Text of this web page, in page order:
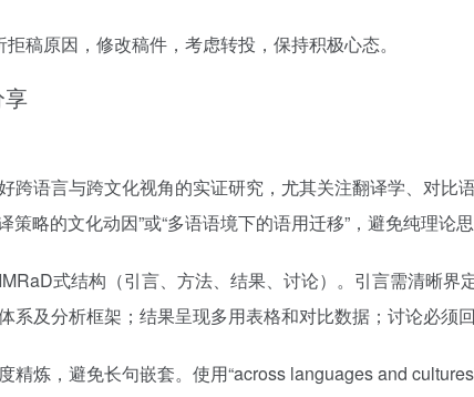
拒稿原因，修改稿件，考虑转投，保持积极心态。
跨语言与跨文化视角的实证研究，尤其关注翻译学、对比
策略的文化动因”或“多语语境下的语用迁移”，避免纯理论
式结构（引言、方法、结果、讨论）。引言需清晰界
系及分析框架；结果呈现多用表格和对比数据；讨论必须回
精炼，避免长句嵌套。使用“across languages and